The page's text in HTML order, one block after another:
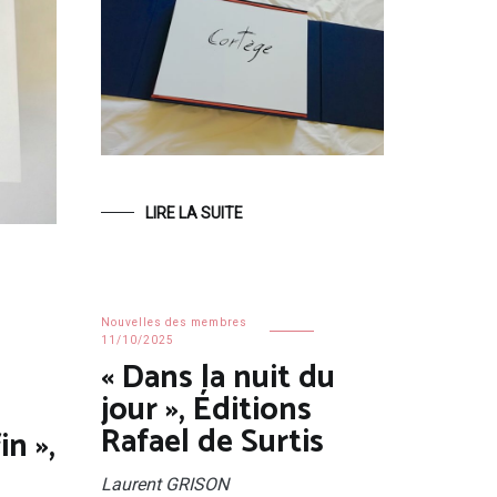
LIRE LA SUITE
Nouvelles des membres
11/10/2025
« Dans la nuit du
jour », Éditions
Rafael de Surtis
Laurent GRISON
»,